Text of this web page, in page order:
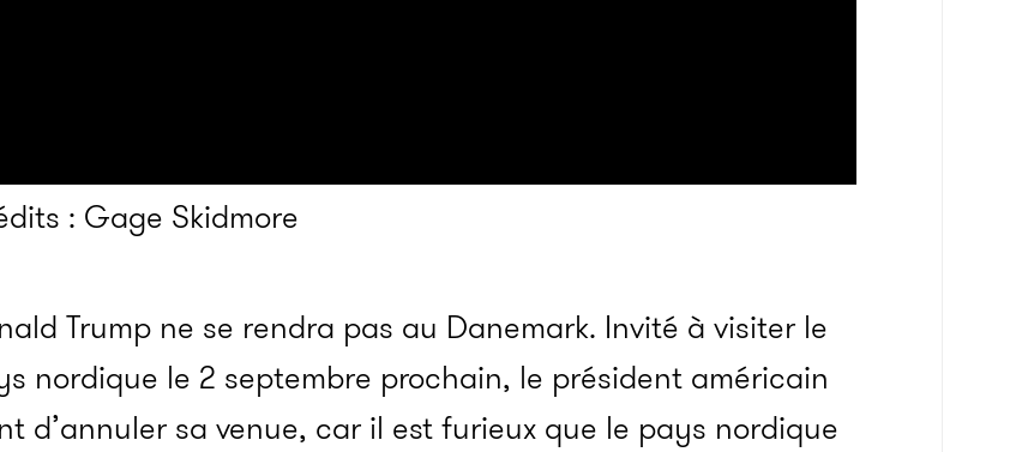
: Gage Skidmore
Trump ne se rendra pas au Danemark. Invité à visiter le
nordique le 2 septembre prochain, le président américain
d’annuler sa venue, car il est furieux que le pays nordique